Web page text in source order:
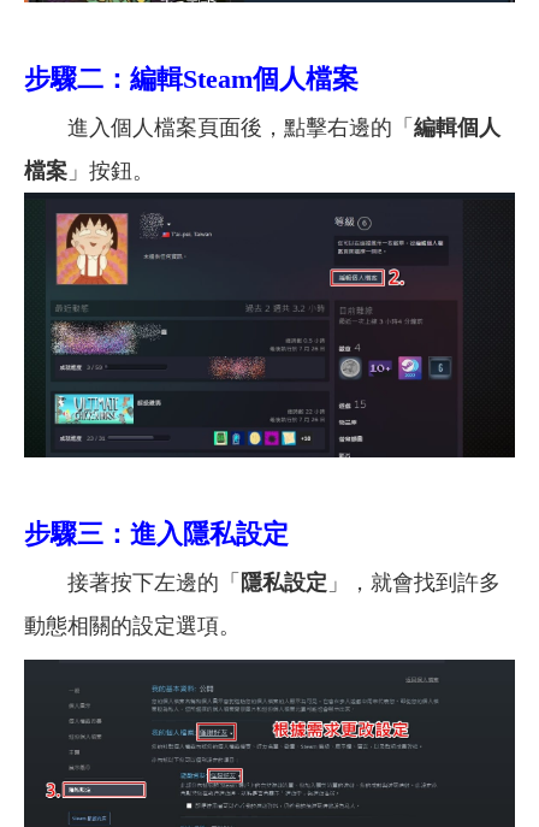
步驟二：編輯Steam個人檔案
進入個人檔案頁面後，點擊右邊的「 編輯個人
檔案 」按鈕。
步驟三：進入隱私設定
接著按下左邊的「 隱私設定 」，就會找到許多
動態相關的設定選項。